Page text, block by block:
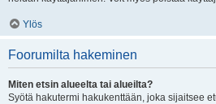
Ylös
Foorumilta hakeminen
Miten etsin alueelta tai alueilta?
Syötä hakutermi hakukenttään, joka sijaitsee